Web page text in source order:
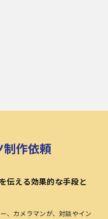
制作依頼
伝える効果的な手段と
、カメラマンが、対談やイン